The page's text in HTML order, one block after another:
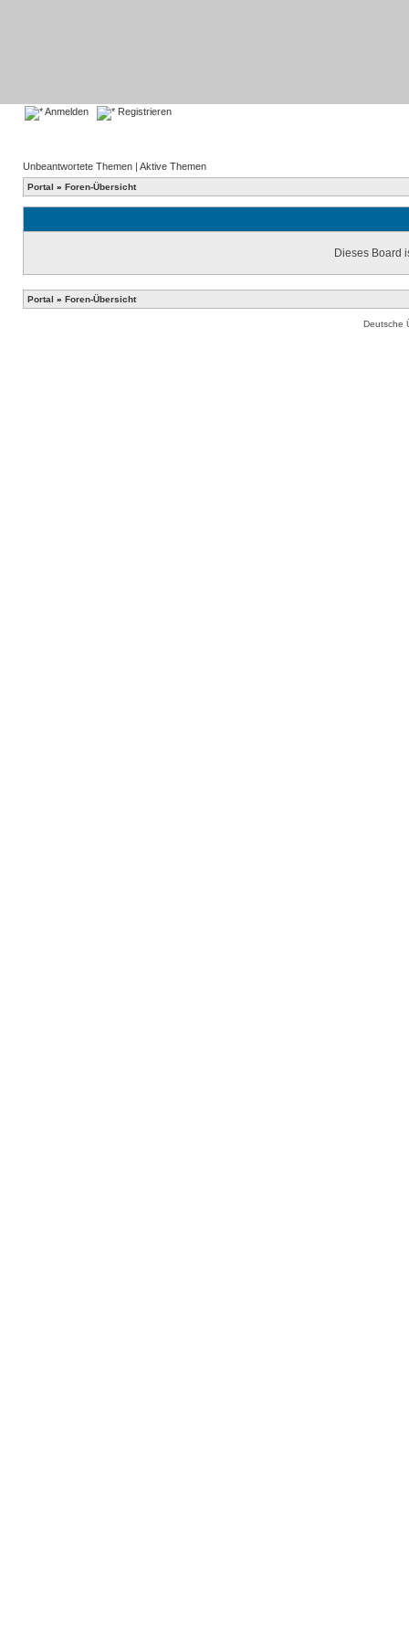
Anmelden Registrieren
Unbeantwortete Themen | Aktive Themen
Portal » Foren-Übersicht
Dieses Board
Portal » Foren-Übersicht
Deutsche